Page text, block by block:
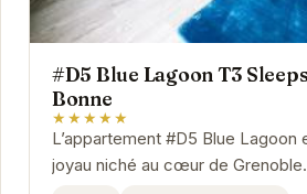
#D5 Blue Lagoon T3
Bonne
★★★★★
L’appartement #D5 Blue Lagoon
joyau niché au cœur de